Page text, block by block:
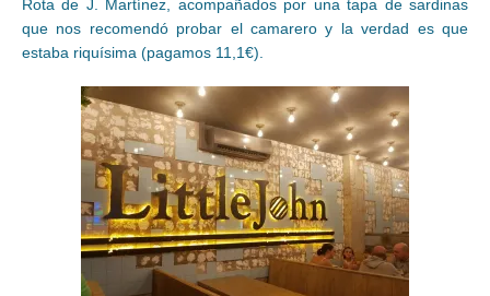
Rota de J. Martínez, acompañados por una tapa de sardinas
que nos recomendó probar el camarero y la verdad es que
estaba riquísima (pagamos 11,1€).